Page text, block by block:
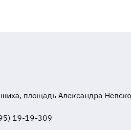
площадь Александра
19-19-309